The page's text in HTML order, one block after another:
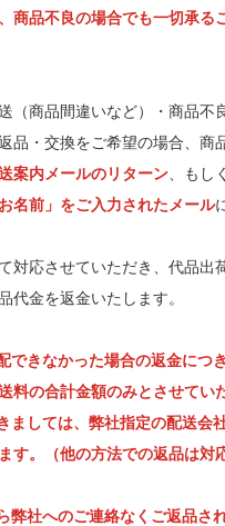
商品不良の場合でも一切承る
（商品間違いなど）・商品不
品・交換をご希望の場合、商
案内メールのリターン 、もし
名前」をご入力されたメール
対応させていただき、代品出
代金を返金いたします。
できなかった場合の返金につき
料の合計金額のみとさせてい
ましては、弊社指定の配送会
す。（他の方法での返品は対
弊社へのご連絡なくご返品され